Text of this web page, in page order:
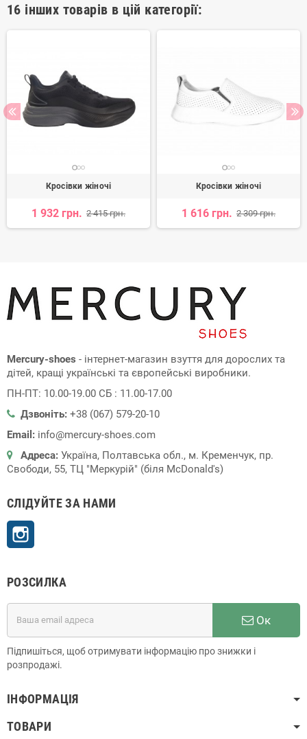
16 інших товарів в цій категорії:
Кросівки жіночі
1 932 грн. 2 415 грн.
Кросівки жіночі
1 616 грн. 2 309 грн.
Mercury-shoes - інтернет-магазин взуття для дорослих та
дітей, кращі українські та європейські виробники.
ПН-ПТ: 10.00-19.00 СБ : 11.00-17.00
Дзвоніть: +38 (067) 579-20-10
Email: info@mercury-shoes.com
Адреса: Україна, Полтавська обл., м. Кременчук, пр.
Свободи, 55, ТЦ "Меркурій" (біля McDonald's)
СЛІДУЙТЕ ЗА НАМИ
РОЗСИЛКА
Ок
Підпишіться, щоб отримувати інформацію про знижки і
розпродажі.
ІНФОРМАЦІЯ
ТОВАРИ